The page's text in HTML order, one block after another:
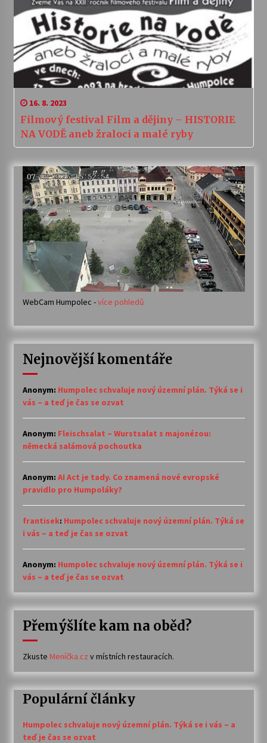
16. 8. 2023
Filmový festival Film a dějiny – HISTORIE
NA VODĚ aneb žraloci a malé ryby
WebCam Humpolec -více pohledů
Nejnovější komentáře
Anonym: Humpolec schvaluje nový územní plán. Týká se i
vás – a teď je čas se ozvat
Anonym: Fleischsalat – Wurstsalat s majonézou:
německá salámová pochoutka
Anonym: AI Act je tady. Co znamená nové evropské
pravidlo pro Humpoláky?
frantisek: Humpolec schvaluje nový územní plán. Týká se
i vás – a teď je čas se ozvat
Anonym: Humpolec schvaluje nový územní plán. Týká se i
vás – a teď je čas se ozvat
Přemýšlíte kam na oběd?
Zkuste Meníčka.cz v místních restauracích.
Populární články
Humpolec schvaluje nový územní plán. Týká se i vás – a
teď je čas se ozvat